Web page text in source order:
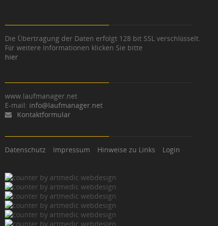
Die Übertragung der Daten erfolgt 128 bit SSL verschlüsselt.
Für weitere Informationen klicken Sie bitte
hier
www.laufmanager.net
E-mail: info@laufmanager.net
Kontaktformular
Datenschutz Impressum Hinweise zu Links Login